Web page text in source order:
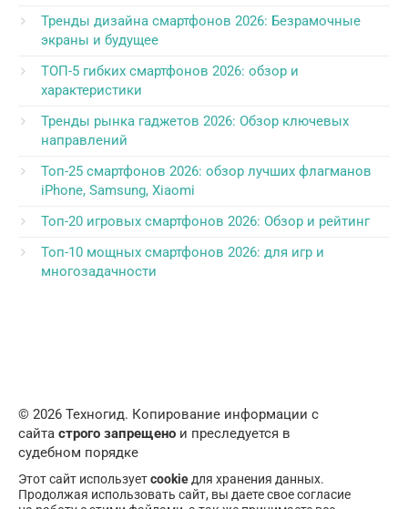
Тренды дизайна смартфонов 2026: Безрамочные
экраны и будущее
ТОП-5 гибких смартфонов 2026: обзор и
характеристики
Тренды рынка гаджетов 2026: Обзор ключевых
направлений
Топ-25 смартфонов 2026: обзор лучших флагманов
iPhone, Samsung, Xiaomi
Топ-20 игровых смартфонов 2026: Обзор и рейтинг
Топ-10 мощных смартфонов 2026: для игр и
многозадачности
© 2026 Техногид. Копирование информации с
сайта строго запрещено и преследуется в
судебном порядке
Этот сайт используетcookieдля хранения данных.
Продолжая использовать сайт, вы даете свое согласие